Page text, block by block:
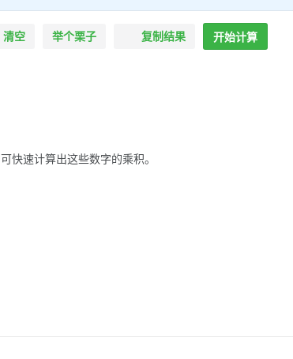
清空 举个栗子 复制结果 开始计算
快速计算出这些数字的乘积。